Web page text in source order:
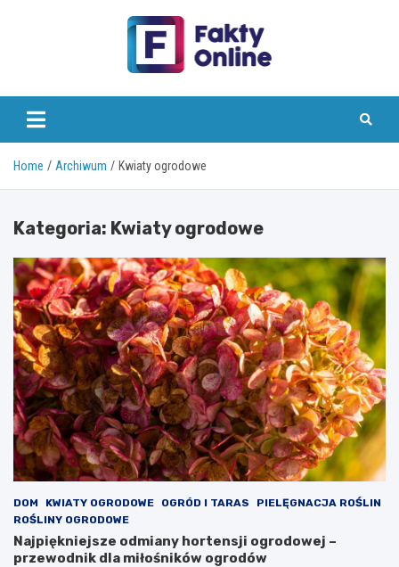
faktyonline.pl
Home Archiwum Kwiaty ogrodowe
Kategoria: Kwiaty ogrodowe
DOM KWIATY OGRODOWE OGRÓD I TARAS
PIELĘGNACJA ROŚLIN
ROŚLINY OGRODOWE
Najpiękniejsze odmiany hortensji ogrodowej –
przewodnik dla miłośników ogrodów